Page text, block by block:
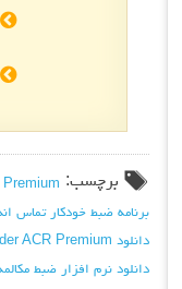
برچسب:
برنامه ضبط خودکار تماس
دانلود call recorder ACR Premium
دانلود نرم افزار ضبط